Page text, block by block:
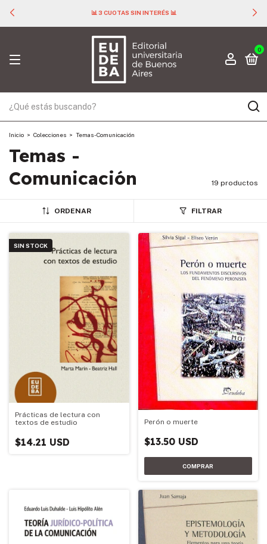
📊 3 CUOTAS SIN INTERÉS 📊
0
Inicio > Colecciones > Temas - Comunicación
Temas -
Comunicación
19 productos
ORDENAR FILTRAR
SIN STOCK
Prácticas de lectura con
textos de estudio
$14.21 USD
Perón o muerte
$13.50 USD